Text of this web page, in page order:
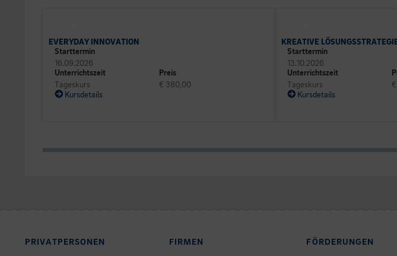
EVERYDAY INNOVATION
Starttermin
16.09.2026
Unterrichtszeit
Tageskurs
Preis
€ 380,00
Kursdetails
KREATIVE
Starttermin
13.10.2026
Unterrichtszeit
Tageskurs
Kursdetails
PRIVATPERSONEN FIRMEN FÖRDERUNGEN